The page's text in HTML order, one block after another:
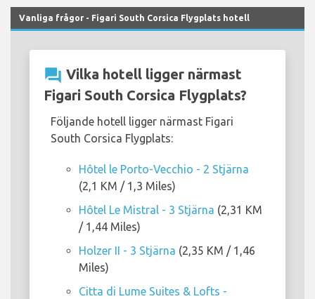
Vanliga frågor - Figari South Corsica Flygplats hotell
question_answer Vilka hotell ligger närmast
Figari South Corsica Flygplats?
Följande hotell ligger närmast Figari
South Corsica Flygplats:
Hôtel le Porto-Vecchio - 2 Stjärna
(2,1 KM / 1,3 Miles)
Hôtel Le Mistral - 3 Stjärna (2,31 KM
/ 1,44 Miles)
Holzer II - 3 Stjärna (2,35 KM / 1,46
Miles)
Citta di Lume Suites & Lofts -